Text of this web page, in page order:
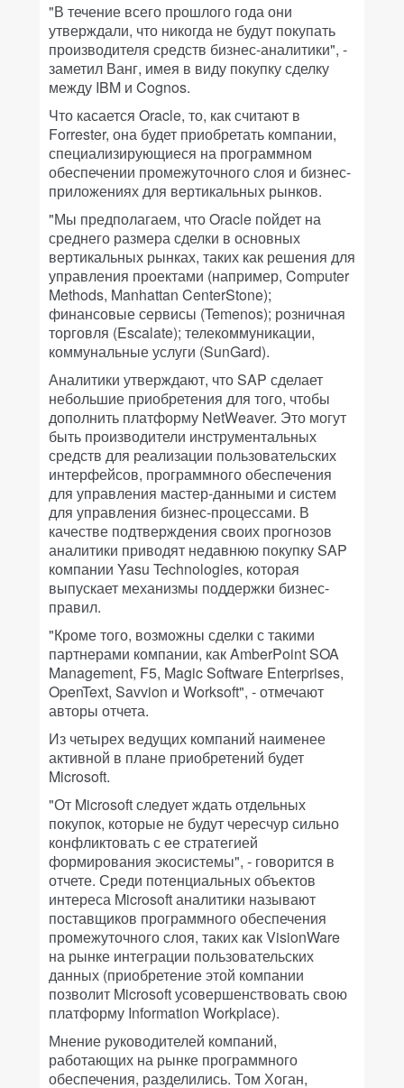
"В течение всего прошлого года они
утверждали, что никогда не будут покупать
производителя средств бизнес-аналитики", -
заметил Ванг, имея в виду покупку сделку
между IBM и Cognos.
Что касается Oracle, то, как считают в
Forrester, она будет приобретать компании,
специализирующиеся на программном
обеспечении промежуточного слоя и бизнес-
приложениях для вертикальных рынков.
"Мы предполагаем, что Oracle пойдет на
среднего размера сделки в основных
вертикальных рынках, таких как решения для
управления проектами (например, Computer
Methods, Manhattan CenterStone);
финансовые сервисы (Temenos); розничная
торговля (Escalate); телекоммуникации,
коммунальные услуги (SunGard).
Аналитики утверждают, что SAP сделает
небольшие приобретения для того, чтобы
дополнить платформу NetWeaver. Это могут
быть производители инструментальных
средств для реализации пользовательских
интерфейсов, программного обеспечения
для управления мастер-данными и систем
для управления бизнес-процессами. В
качестве подтверждения своих прогнозов
аналитики приводят недавнюю покупку SAP
компании Yasu Technologies, которая
выпускает механизмы поддержки бизнес-
правил.
"Кроме того, возможны сделки с такими
партнерами компании, как AmberPoint SOA
Management, F5, Magic Software Enterprises,
OpenText, Savvion и Worksoft", - отмечают
авторы отчета.
Из четырех ведущих компаний наименее
активной в плане приобретений будет
Microsoft.
"От Microsoft следует ждать отдельных
покупок, которые не будут чересчур сильно
конфликтовать с ее стратегией
формирования экосистемы", - говорится в
отчете. Среди потенциальных объектов
интереса Microsoft аналитики называют
поставщиков программного обеспечения
промежуточного слоя, таких как VisionWare
на рынке интеграции пользовательских
данных (приобретение этой компании
позволит Microsoft усовершенствовать свою
платформу Information Workplace).
Мнение руководителей компаний,
работающих на рынке программного
обеспечения, разделились. Том Хоган,